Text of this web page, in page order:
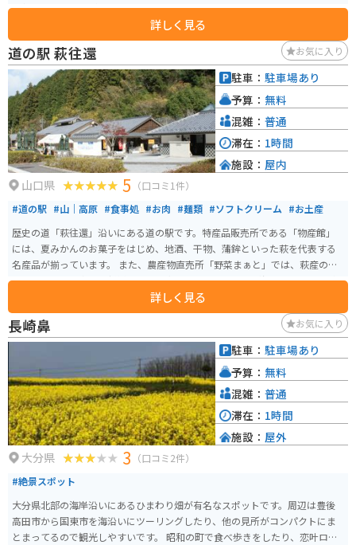
他軽食もとることができます。
詳しく見る
道の駅 萩往還 お気に入り
山口県 5 （口コミ1件）
#道の駅 #山｜高原 #食事処 #お肉 #麺類 #ソフトクリーム #お土産
歴史の道「萩往還」沿いにある道の駅です。特産品販売所である「物産館」
には、夏みかんのお菓子をはじめ、地酒、干物、蒲鉾といった萩を代表する
名産品が揃っています。 また、農産物直売所「野菜まぁと」では、萩産の特
産野菜や果物を中心に新鮮なものを直売しています。萩の海の幸・山の幸が
いっぱいの道の駅です。「見蘭牛 ダイニング玄」「うどん茶屋 橙々亭」とい
う御食事処があり、夏蜜柑ソフトなどのテイクアウトコーナーもあります。
敷地内にある「松陰記念館」では、吉田松陰が全国を旅した行程を示す地図
や、松下村塾を再現したコーナーなどが展示されています。建物の前には、
吉田松陰や高杉晋作、木戸孝允など、幕末の志士たちの銅像が立ち並びます。
詳しく見る
駐車： 駐車場あり
予算： 無料
混雑： 普通
滞在： 1時間
施設： 屋内
長崎鼻 お気に入り
大分県 3 （口コミ2件）
#絶景スポット
大分県北部の海岸沿いにあるひまわり畑が有名なスポットです。周辺は豊後
高田市から国東市を海沿いにツーリングしたり、他の見所がコンパクトにま
とまってるので観光しやすいです。 昭和の町で食べ歩きをしたり、恋叶ロー
駐車： 駐車場あり
予算： 無料
混雑： 普通
滞在： 1時間
施設： 屋外